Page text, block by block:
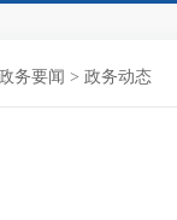
务要闻 > 政务动态